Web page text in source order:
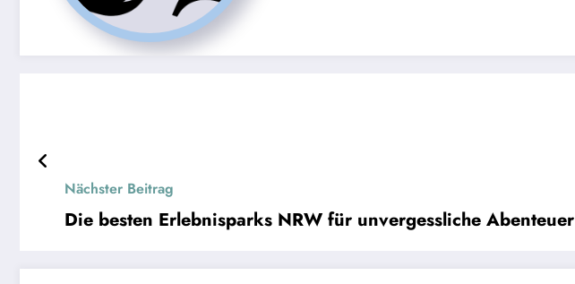
Nächster Beitrag
Die besten Erlebnisparks NRW für unvergessliche Abenteuer